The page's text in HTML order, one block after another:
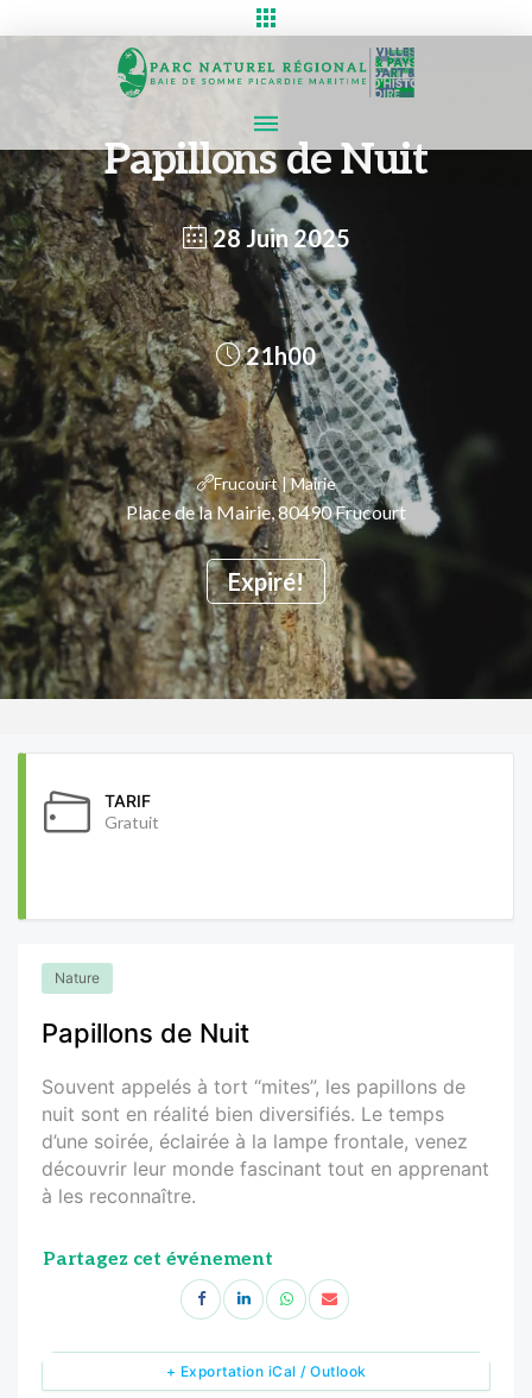
Papillons de Nuit
28 Juin 2025
Expiré!
21h00
Frucourt | Mairie
Place de la Mairie, 80490 Frucourt
TARIF
Gratuit
Nature
Papillons de Nuit
Souvent appelés à tort “mites”, les papillons de
nuit sont en réalité bien diversifiés. Le temps
d’une soirée, éclairée à la lampe frontale, venez
découvrir leur monde fascinant tout en apprenant
à les reconnaître.
Partagez cet événement
+ Exportation iCal / Outlook